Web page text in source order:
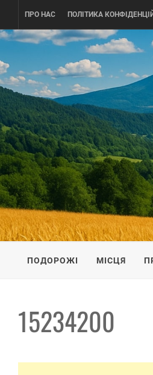
content
ПРО НАС ПОЛІТИКА
ПОДОРОЖI ПО УКРАЇНІ
ПОДОРОЖІ МІСЦЯ
15234200